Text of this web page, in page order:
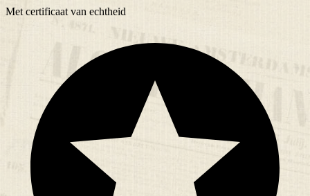
Met certificaat van echtheid